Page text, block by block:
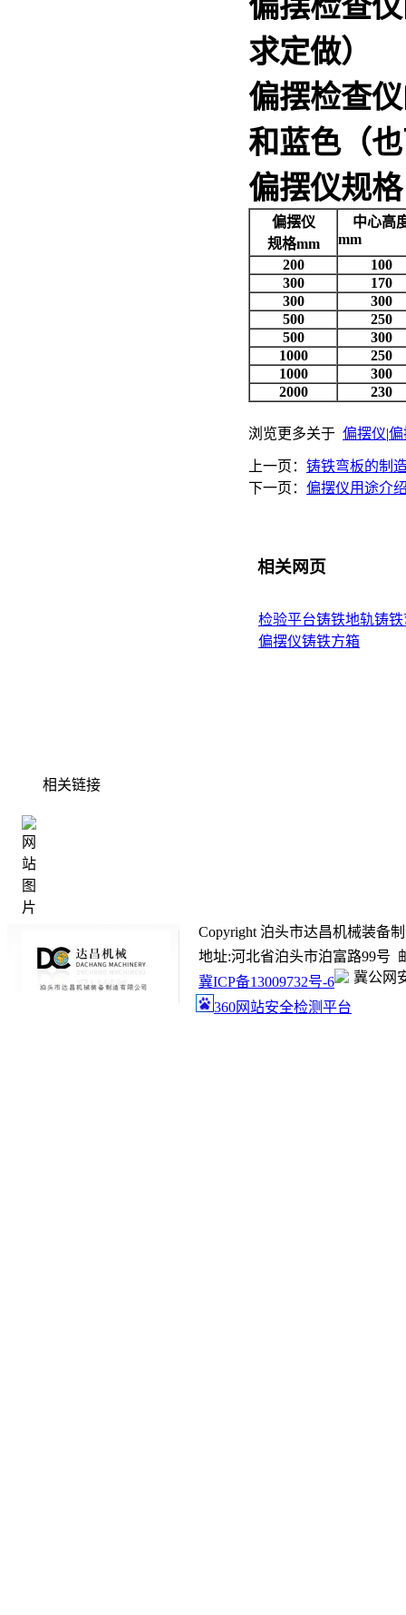
求定做）
偏摆检查
和蓝色（
偏摆仪规格
偏摆仪
规格mm
中心高
mm
200
100
300
170
300
300
500
250
500
300
1000
250
1000
300
2000
230
浏览更多关于 偏摆仪|偏
上一页： 铸铁弯板的制
下一页： 偏摆仪用途介
相关网页
检验平台铸铁地轨铸
偏摆仪铸铁方箱
相关链接
Copyright 泊头市达昌机械装备
地址:河北省泊头市泊富路99号
冀ICP备13009732号-6
冀公网
360网站安全检测平台